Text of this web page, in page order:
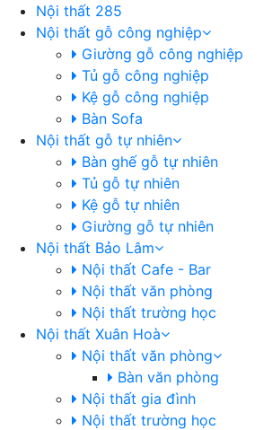
Nội thất 285
Nội thất gỗ công nghiệp
Giường gỗ công nghiệp
Tủ gỗ công nghiệp
Kệ gỗ công nghiệp
Bàn Sofa
Nội thất gỗ tự nhiên
Bàn ghế gỗ tự nhiên
Tủ gỗ tự nhiên
Kệ gỗ tự nhiên
Giường gỗ tự nhiên
Nội thất Bảo Lâm
Nội thất Cafe - Bar
Nội thất văn phòng
Nội thất trường học
Nội thất Xuân Hoà
Nội thất văn phòng
Bàn văn phòng
Nội thất gia đình
Nội thất trường học